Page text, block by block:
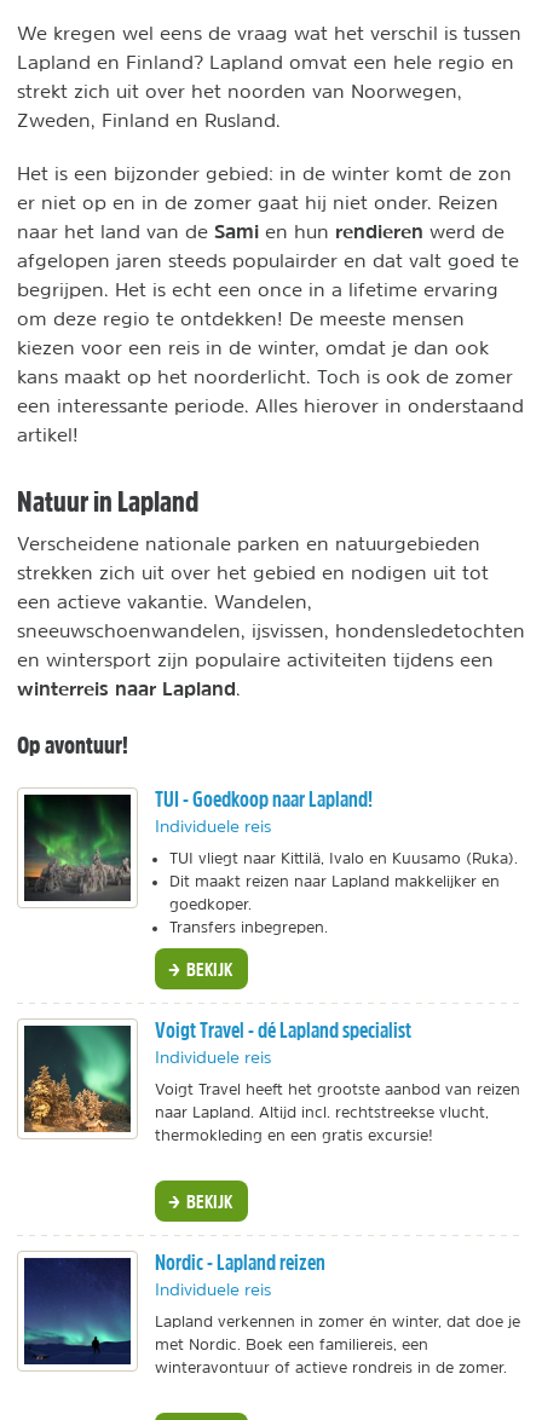
We kregen wel eens de vraag wat het verschil is tussen
Lapland en Finland? Lapland omvat een hele regio en
strekt zich uit over het noorden van Noorwegen,
Zweden, Finland en Rusland.
Het is een bijzonder gebied: in de winter komt de zon
er niet op en in de zomer gaat hij niet onder. Reizen
naar het land van de Sami en hun rendieren werd de
afgelopen jaren steeds populairder en dat valt goed te
begrijpen. Het is echt een once in a lifetime ervaring
om deze regio te ontdekken! De meeste mensen
kiezen voor een reis in de winter, omdat je dan ook
kans maakt op het noorderlicht. Toch is ook de zomer
een interessante periode. Alles hierover in onderstaand
artikel!
Natuur in Lapland
Verscheidene nationale parken en natuurgebieden
strekken zich uit over het gebied en nodigen uit tot
een actieve vakantie. Wandelen,
sneeuwschoenwandelen, ijsvissen, hondensledetochten
en wintersport zijn populaire activiteiten tijdens een
winterreis naar Lapland
Op avontuur!
TUI - Goedkoop naar Lapland!
Individuele reis
TUI vliegt naar Kittilä, Ivalo en Kuusamo (Ruka).
Dit maakt reizen naar Lapland makkelijker en
goedkoper.
Transfers inbegrepen.
BEKIJK
Voigt Travel - dé Lapland specialist
Individuele reis
Voigt Travel heeft het grootste aanbod van reizen
naar Lapland. Altijd incl. rechtstreekse vlucht,
thermokleding en een gratis excursie!
BEKIJK
Nordic - Lapland reizen
Individuele reis
Lapland verkennen in zomer én winter, dat doe je
met Nordic. Boek een familiereis, een
winteravontuur of actieve rondreis in de zomer.